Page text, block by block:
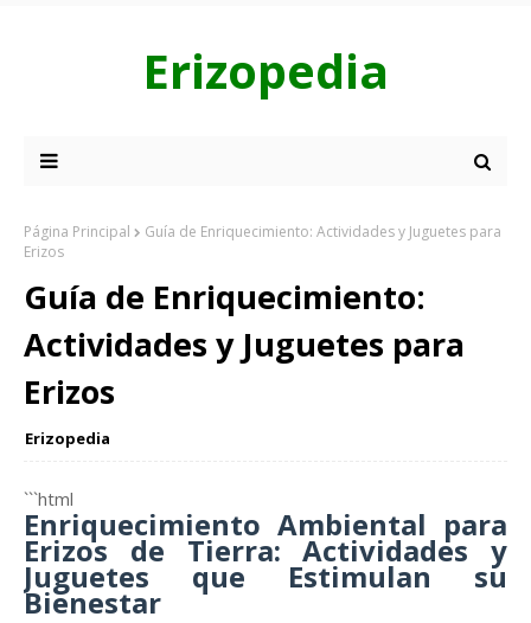
Erizopedia
Página Principal
Guía de Enriquecimiento: Actividades y Juguetes para
Erizos
Guía de Enriquecimiento:
Actividades y Juguetes para
Erizos
Erizopedia
```html
Enriquecimiento Ambiental para
Erizos de Tierra: Actividades y
Juguetes que Estimulan su
Bienestar